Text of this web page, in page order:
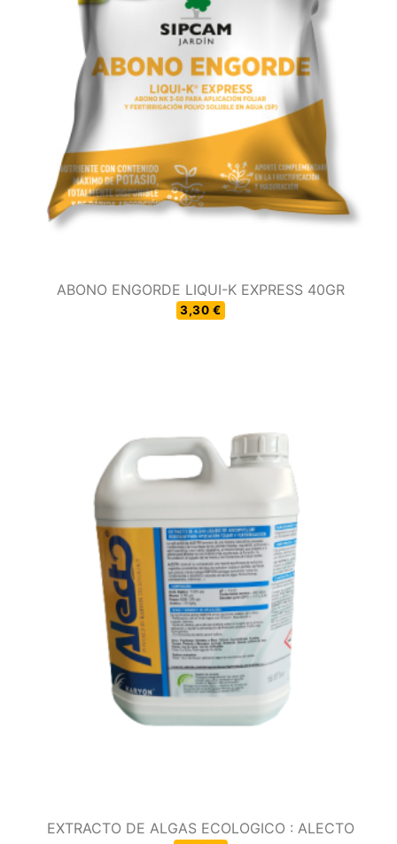
ABONO ENGORDE LIQUI-K EXPRESS 40GR
3,30 €
EXTRACTO DE ALGAS ECOLOGICO : ALECTO